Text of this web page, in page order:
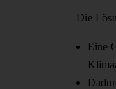
Die
Eine